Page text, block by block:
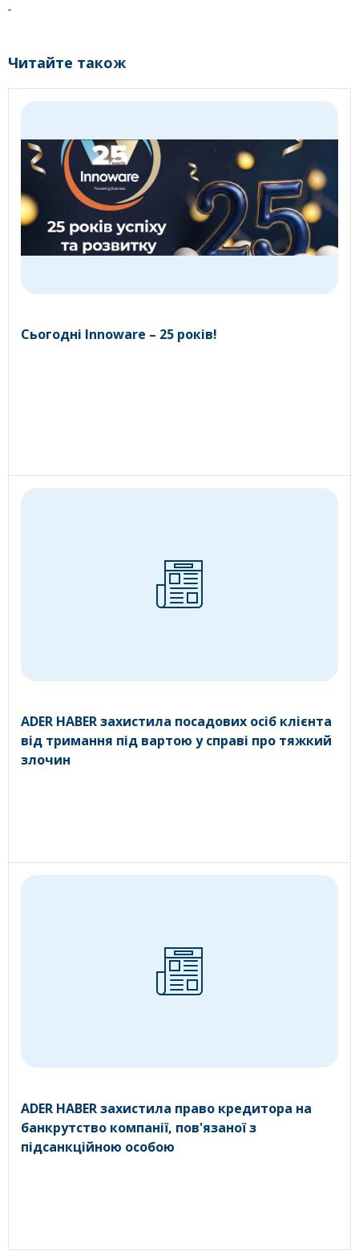
Читайте також
Сьогодні Innoware – 25 років!
ADER HABER захистила посадових осіб клієнта
від тримання під вартою у справі про тяжкий
злочин
ADER HABER захистила право кредитора на
банкрутство компанії, пов'язаної з
підсанкційною особою